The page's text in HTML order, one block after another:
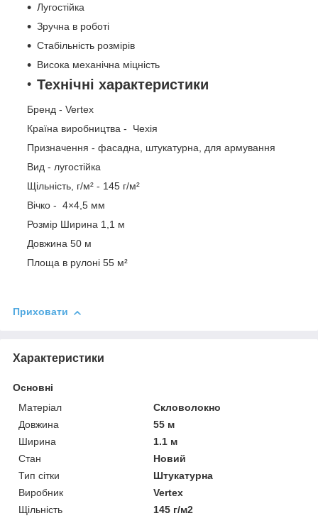
Лугостійка
Зручна в роботі
Стабільність розмірів
Висока механічна міцність
Технічні характеристики
Бренд - Vertex
Країна виробництва - Чехія
Призначення - фасадна, штукатурна, для армування
Вид - лугостійка
Щільність, г/м² - 145 г/м²
Вічко - 4×4,5 мм
Розмір Ширина 1,1 м
Довжина 50 м
Площа в рулоні 55 м²
Приховати
Характеристики
Основні
Матеріал
Скловолокно
Довжина
55 м
Ширина
1.1 м
Стан
Новий
Тип сітки
Штукатурна
Виробник
Vertex
Щільність
145 г/м2